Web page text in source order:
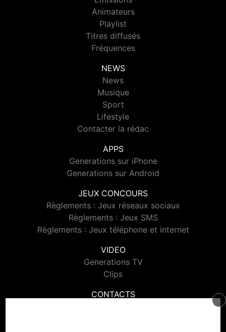
Animateurs
Playlist
Titres diffusés
Fréquences
NEWS
News
Musique
Sport
Lifestyle
Contacter la rédac
APPS
Generations sur iPhone
Generations sur Android
JEUX CONCOURS
Règlements : Jeux réseaux sociaux
Règlements : Jeux SMS
Règlements : Jeux téléphone et internet
VIDEO
Generations TV
Clips
CONTACTS